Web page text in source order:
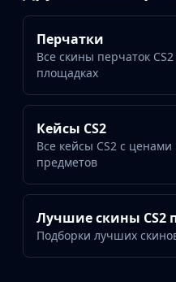
Перчатки
Все скины перчаток
площадках
Кейсы CS2
Все кейсы CS2 с
предметов
Лучшие скины CS2
Подборки лучших